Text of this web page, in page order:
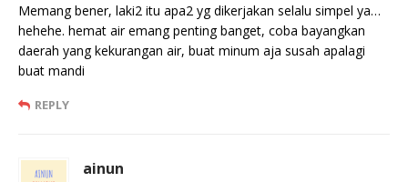
Memang bener, laki2 itu apa2 yg dikerjakan selalu simpel ya…
hehehe. hemat air emang penting banget, coba bayangkan
daerah yang kekurangan air, buat minum aja susah apalagi
buat mandi
REPLY
ainun